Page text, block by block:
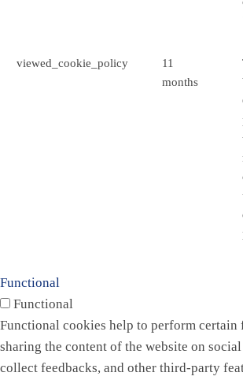
viewed_cookie_policy
11
months
Functional
Functional
Functional cookies help to perform
sharing the content of the website on
collect feedbacks, and other third-party